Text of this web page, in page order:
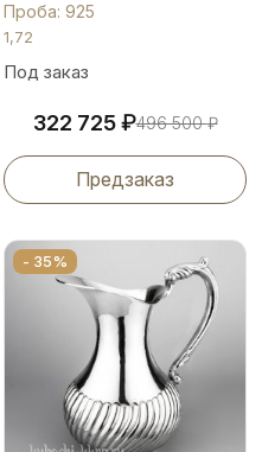
Проба: 925
1,72
Под заказ
322 725₽496 500₽
Предзаказ
- 35%